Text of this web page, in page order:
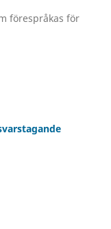
förespråkas för